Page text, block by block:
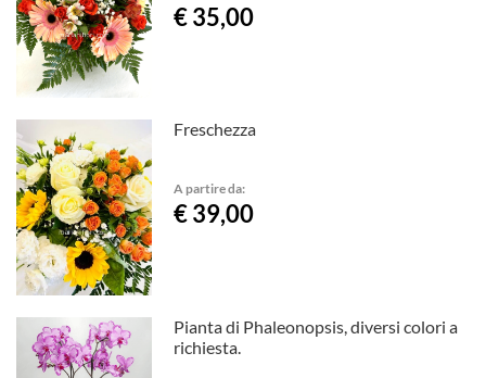
€ 35,00
Freschezza
A partire da:
€ 39,00
Pianta di Phaleonopsis, diversi colori a
richiesta.